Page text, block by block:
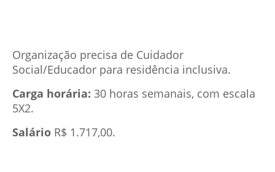
Organização precisa de Cuidador
Social/Educador para residência inclusiva.
Carga horária: 30 horas semanais, com escala
5X2.
Salário R$ 1.717,00.